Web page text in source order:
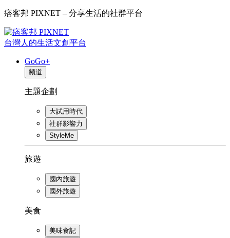
痞客邦 PIXNET – 分享生活的社群平台
台灣人的生活文創平台
GoGo+
頻道
主題企劃
大試用時代
社群影響力
StyleMe
旅遊
國內旅遊
國外旅遊
美食
美味食記